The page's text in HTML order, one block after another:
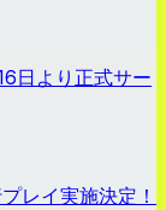
日より正式サー
レイ実施決定！